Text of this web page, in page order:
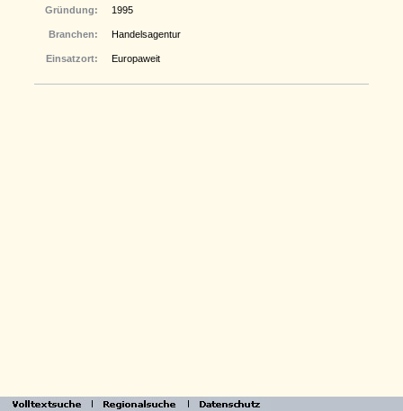
Gründung: 1995
Branchen: Handelsagentur
Einsatzort: Europaweit